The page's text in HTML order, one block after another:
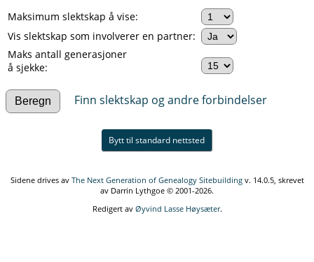
Maksimum slektskap å vise:
Vis slektskap som involverer en partner:
Maks antall generasjoner
å sjekke:
Finn slektskap og andre forbindelser
Bytt til standard nettsted
Sidene drives av The Next Generation of Genealogy Sitebuildingv. 14.0.5, skrevet
av Darrin Lythgoe © 2001-2026.
Redigert av Øyvind Lasse Høysæter.